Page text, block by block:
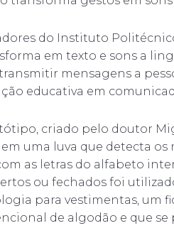
do Instituto
em texto e sons a
mensagens a
educativa em
criado pelo doutor
uma luva que detecta
as letras do alfabeto
ou fechados foi
para vestimentas, um
de algodão e que